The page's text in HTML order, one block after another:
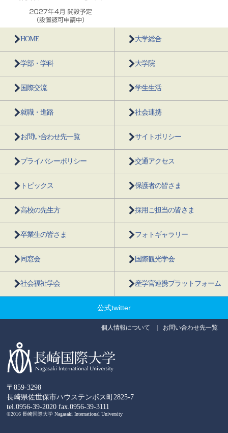
HOME 大学総合
学部・学科 大学院
国際交流 学生生活
就職・進路 社会連携
お問い合わせ先一覧 サイトポリシー
プライバシーポリシー 交通アクセス
トピックス 保護者の皆さま
高校の先生方 採用ご担当の皆さま
卒業生の皆さま フォトギャラリー
同窓会 国際観光学会
社会福祉学会 産学官連携プラットフォーム
公式twitter
〒859-3298
長崎県佐世保市ハウステンボス町2825-7
tel.0956-39-2020 fax.0956-39-3111
©2016 長崎国際大学 Nagasaki International University
個人情報について お問い合わせ先一覧